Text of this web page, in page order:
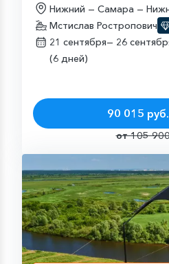
Нижний — Самара —
Мстислав Ростропович
21 сентября— 26
(6 дней)
90 015
от 105